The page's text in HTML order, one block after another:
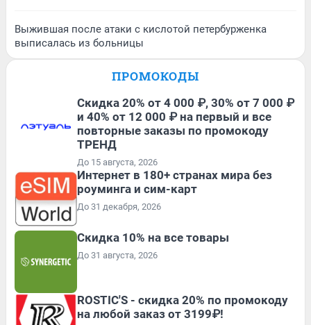
Выжившая после атаки с кислотой петербурженка
выписалась из больницы
ПРОМОКОДЫ
Скидка 20% от 4 000 ₽, 30% от 7 000 ₽
и 40% от 12 000 ₽ на первый и все
повторные заказы по промокоду
ТРЕНД
До 15 августа, 2026
Интернет в 180+ странах мира без
роуминга и сим-карт
До 31 декабря, 2026
Скидка 10% на все товары
До 31 августа, 2026
ROSTIC'S - скидка 20% по промокоду
на любой заказ от 3199₽!